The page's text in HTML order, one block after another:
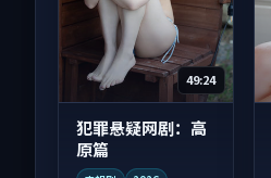
49:24
犯罪悬疑网剧：高
原篇